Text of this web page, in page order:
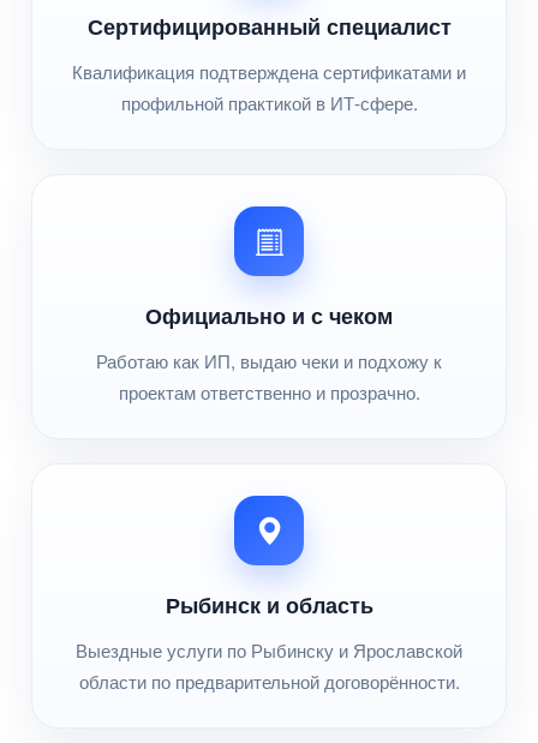
Сертифицированный специалист
Квалификация подтверждена сертификатами и
профильной практикой в ИТ-сфере.
Официально и с чеком
Работаю как ИП, выдаю чеки и подхожу к
проектам ответственно и прозрачно.
Рыбинск и область
Выездные услуги по Рыбинску и Ярославской
области по предварительной договорённости.